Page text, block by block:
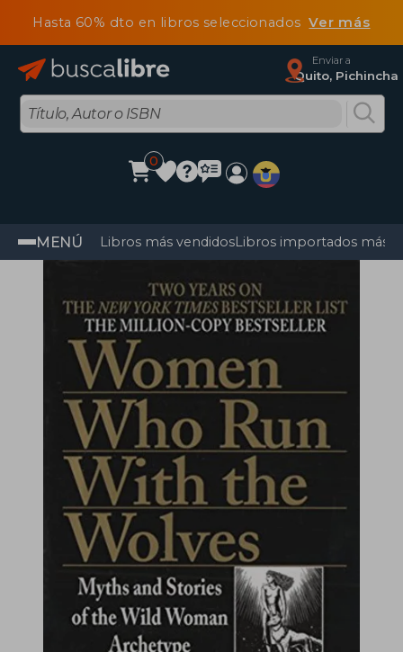
Hasta 60% dto en libros seleccionadosVer más
Enviar a
Quito, Pichincha
0
MENÚ Libros más vendidosLibros importados más